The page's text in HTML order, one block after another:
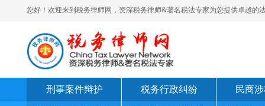
您好！欢迎来到税务律师网，资深税务律师&著名税法专家为您提供卓越的
刑事案件辩护 税务行政纠纷 民商